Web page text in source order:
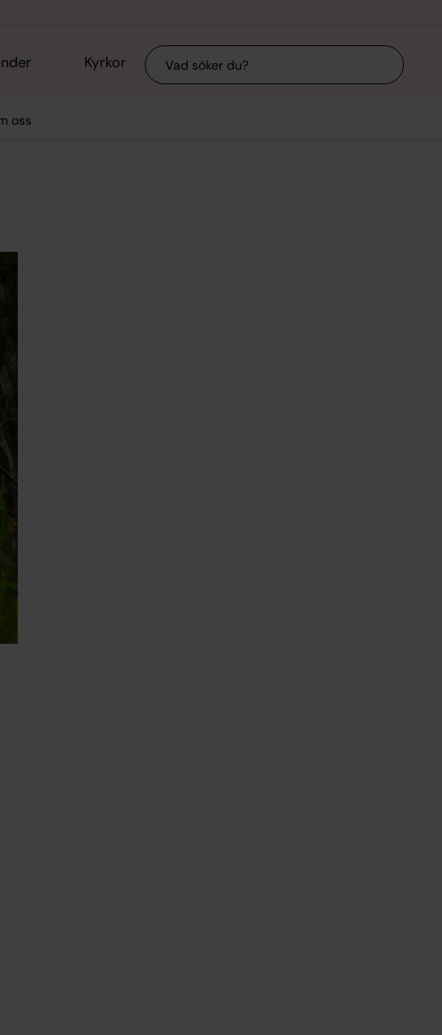
Kyrkor Sök
oss